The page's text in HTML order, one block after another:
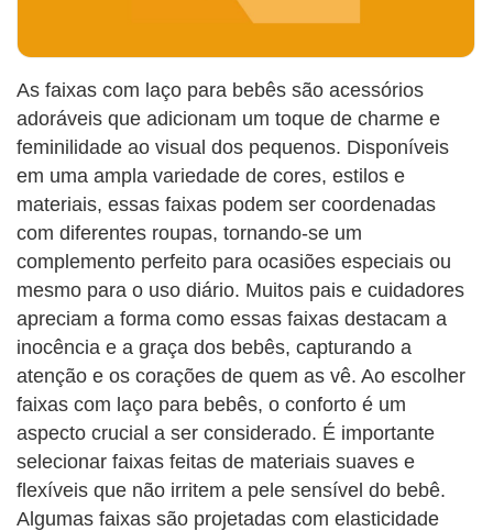
As faixas com laço para bebês são acessórios
adoráveis que adicionam um toque de charme e
feminilidade ao visual dos pequenos. Disponíveis
em uma ampla variedade de cores, estilos e
materiais, essas faixas podem ser coordenadas
com diferentes roupas, tornando-se um
complemento perfeito para ocasiões especiais ou
mesmo para o uso diário. Muitos pais e cuidadores
apreciam a forma como essas faixas destacam a
inocência e a graça dos bebês, capturando a
atenção e os corações de quem as vê. Ao escolher
faixas com laço para bebês, o conforto é um
aspecto crucial a ser considerado. É importante
selecionar faixas feitas de materiais suaves e
flexíveis que não irritem a pele sensível do bebê.
Algumas faixas são projetadas com elasticidade